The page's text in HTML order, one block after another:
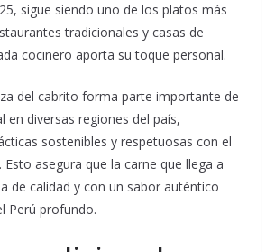
sigue siendo uno de los platos más
tradicionales y casas de
cocinero aporta su toque personal.
del cabrito forma parte importante de
en diversas regiones del país,
sostenibles y respetuosas con el
asegura que la carne que llega a
de calidad y con un sabor auténtico
Perú profundo.